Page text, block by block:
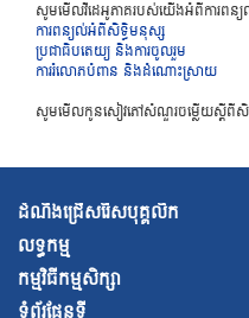
សូម​មើល​វីដេ​អូ​ភាគ​របស់​យើងអំ​ពី​ការ​ពន្
​ការ​ពន្យល់អំ​ពី​សិទ្ធិ​ម​នុស្ស
​ប្រ​ជាធិ​បតេយ្យ ​និង​ការ​ចូល​រួម
​ការ​រំ​លោភ​បំ​ពាន ​និង​ដំ​ណោះ​ស្រាយ
សូម​មើ​ល​កូន​សៀវភៅ​សំណួរ​ចម្លើ​យស្តី​ពី​សិ
ដំណឹងជ្រើសរើសបុគ្គលិក
លទ្ធកម្ម
កម្មវិធីកម្មសិក្សា